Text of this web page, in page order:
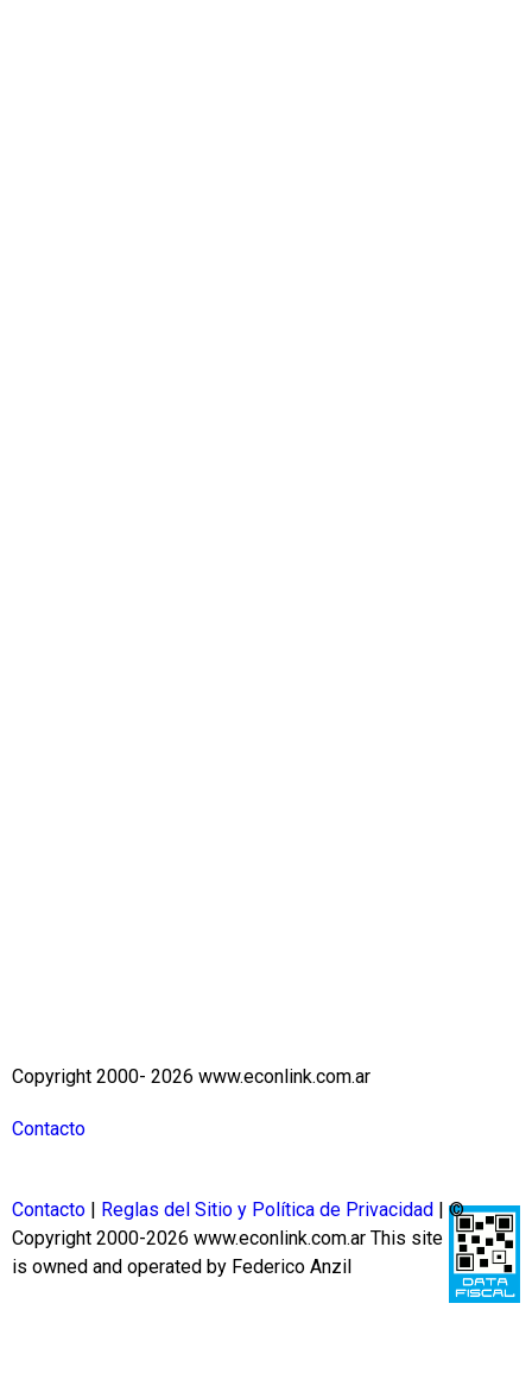
Copyright 2000- 2026 www.econlink.com.ar
Contacto
Contacto Reglas del Sitio y Política de Privacidad
| ©
Copyright 2000-2026 www.econlink.com.ar This site
is owned and operated by Federico Anzil